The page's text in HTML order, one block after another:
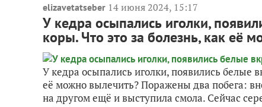
elizavetatseber 14 июня 2024, 15:17
У кедра осыпались иголки,
коры. Что это за болезнь, как её
У кедра осыпались иголки, появились белые
её можно вылечить? Поражены два побега:
на другом ещё и выступила смола. Сейчас